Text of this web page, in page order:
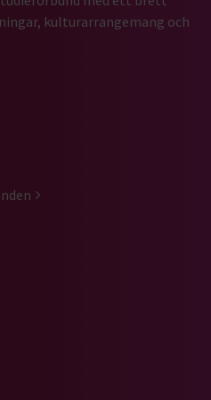
kulturarrangemang och